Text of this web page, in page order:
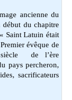
ancienne du
début du chapitre
Saint Latuin était
évêque de
siècle de l’ère
pays percheron,
sacrificateurs